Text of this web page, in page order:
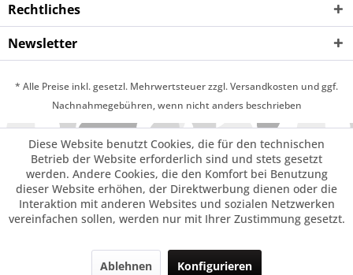
Rechtliches
Newsletter
* Alle Preise inkl. gesetzl. Mehrwertsteuer zzgl. Versandkosten und ggf.
Nachnahmegebühren, wenn nicht anders beschrieben
Diese Website benutzt Cookies, die für den technischen
Betrieb der Website erforderlich sind und stets gesetzt
werden. Andere Cookies, die den Komfort bei Benutzung
dieser Website erhöhen, der Direktwerbung dienen oder die
Interaktion mit anderen Websites und sozialen Netzwerken
vereinfachen sollen, werden nur mit Ihrer Zustimmung gesetzt.
Ablehnen Konfigurieren